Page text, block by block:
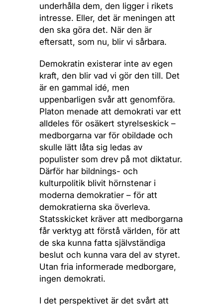
underhålla dem, den ligger i rikets
intresse. Eller, det är meningen att
den ska göra det. När den är
eftersatt, som nu, blir vi sårbara.
Demokratin existerar inte av egen
kraft, den blir vad vi gör den till. Det
är en gammal idé, men
uppenbarligen svår att genomföra.
Platon menade att demokrati var ett
alldeles för osäkert styrelseskick –
medborgarna var för obildade och
skulle lätt låta sig ledas av
populister som drev på mot diktatur.
Därför har bildnings- och
kulturpolitik blivit hörnstenar i
moderna demokratier – för att
demokratierna ska överleva.
Statsskicket kräver att medborgarna
får verktyg att förstå världen, för att
de ska kunna fatta självständiga
beslut och kunna vara del av styret.
Utan fria informerade medborgare,
ingen demokrati.
I det perspektivet är det svårt att